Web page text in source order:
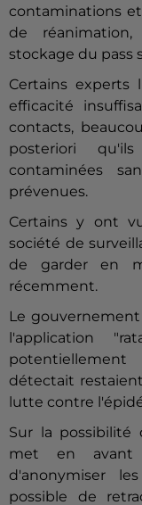
contaminations
de
stockage du pass
Certains
efficacité
contacts,
posteriori
contaminées
prévenues.
Certains y ont
société de
de garder en
récemment.
Le
l'application
détectait
lutte contre
Sur la possibilité
met en avant
d'anonymiser
possible de